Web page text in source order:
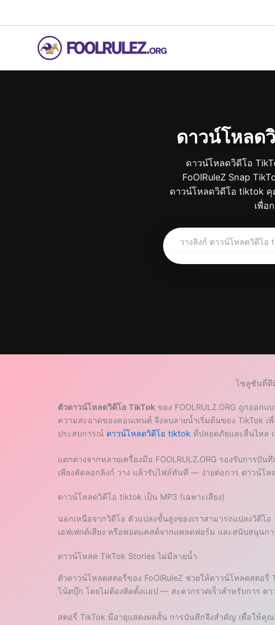
ดาวน์โหลด
ดาวน์โหลดวิดีโอ
FoOlRuleZ Snap
ดาวน์โหลดวิดีโอ tiktok
เพื่อ
โซลูชันที่ดี
ตัวดาวน์โหลดวิดีโอ TikTok ของ FOOLRULZ.ORG ถูกออก
ความสะอาดของคอนเทนต์ จึงลบลายน้ำเริ่มต้นของ TikTok
ประสบการณ์ ดาวน์โหลดวิดีโอ tiktok ที่ปลอดภัยและลื่นไหล
แตกต่างจากหลายเครื่องมือ FOOLRULZ.ORG รองรับการ
เพียงคัดลอกลิงก์ วาง แล้วรับไฟล์ทันที — ง่ายต่อการ ดาวน์โ
ดาวน์โหลดวิดีโอ tiktok เป็น MP3 (เฉพาะเสียง)
นอกเหนือจากวิดีโอ ตัวแปลงขั้นสูงของเราสามารถแปลงวิดีโ
เอฟเฟกต์เสียง หรือพอดแคสต์จากแพลตฟอร์ม และสนับสนุนก
ดาวน์โหลด TikTok Stories ไม่มีลายน้ำ
ตัวดาวน์โหลดสตอรี่ของ FoOlRuleZ ช่วยให้ดาวน์โหลดสตอ
โน้ตบุ๊ก โดยไม่ต้องติดตั้งแอป — สะดวกรวดเร็วสำหรับการ ด
สตอรี่ TikTok มีอายุแสดงผลสั้น การบันทึกจึงสำคัญ เพื่อให้คุณ